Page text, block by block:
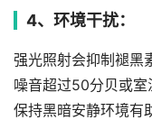
4、环境干扰：
强光照射会抑制褪黑
噪音超过50分贝或
保持黑暗安静环境有